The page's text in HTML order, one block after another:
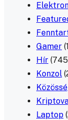
Gamer
Hír
Konzol
Laptop